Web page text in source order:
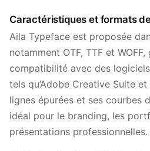
Caractéristiques et formats
Aila Typeface est proposée
notamment OTF, TTF et
compatibilité avec des
tels qu’Adobe Creative Suite
lignes épurées et ses courbes
idéal pour le branding, les
présentations professionnelles.